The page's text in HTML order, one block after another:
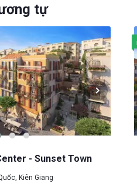
tự
- Sunset Town
Kiên Giang